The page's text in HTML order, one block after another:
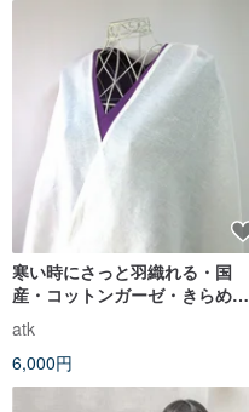
寒い時にさっと羽織れる・国
産・コットンガーゼ・きらめく
ラメの大判ストール
atk
6,000円